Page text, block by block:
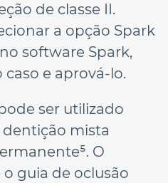
de classe II.
a opção Spark
software Spark,
caso e aprová-lo.
ser utilizado
mista
O
o guia de oclusão